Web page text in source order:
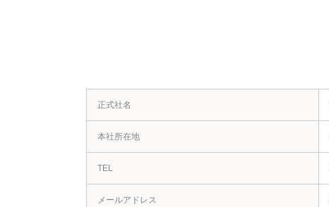
正式社名
本社所在地
TEL
メールアドレス